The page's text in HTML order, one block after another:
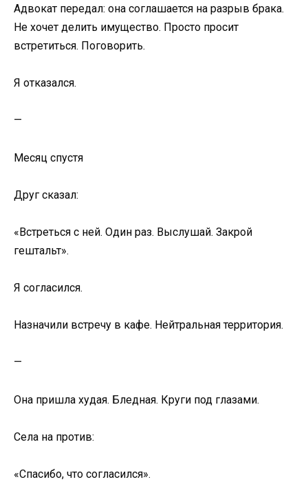
Адвокат передал: она соглашается на разрыв брака.
Не хочет делить имущество. Просто просит
встретиться. Поговорить.
Я отказался.
—
Месяц спустя
Друг сказал:
«Встреться с ней. Один раз. Выслушай. Закрой
гештальт».
Я согласился.
Назначили встречу в кафе. Нейтральная территория.
—
Она пришла худая. Бледная. Круги под глазами.
Села на против:
«Спасибо, что согласился».